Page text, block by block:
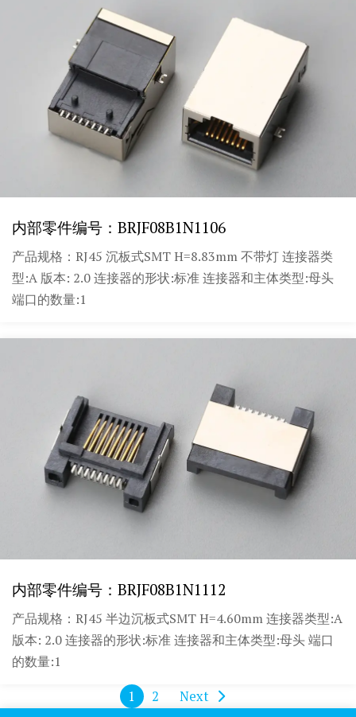
内部零件编号：BRJF08B1N1106
产品规格：RJ45 沉板式SMT H=8.83mm 不带灯 连接器类
型:A 版本: 2.0 连接器的形状:标准 连接器和主体类型:母头
端口的数量:1
内部零件编号：BRJF08B1N1112
产品规格：RJ45 半边沉板式SMT H=4.60mm 连接器类型:A
版本: 2.0 连接器的形状:标准 连接器和主体类型:母头 端口
的数量:1
1
2 Next